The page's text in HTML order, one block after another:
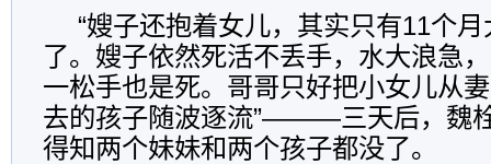
“嫂子还抱着女儿，其实只有11个
了。嫂子依然死活不丢手，水大浪急
一松手也是死。哥哥只好把小女儿从
去的孩子随波逐流”———三天后，魏
得知两个妹妹和两个孩子都没了。